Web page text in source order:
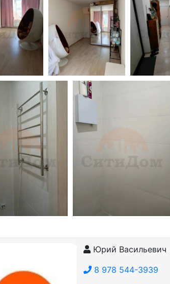
Юрий Васильевич
8 978 544-3939